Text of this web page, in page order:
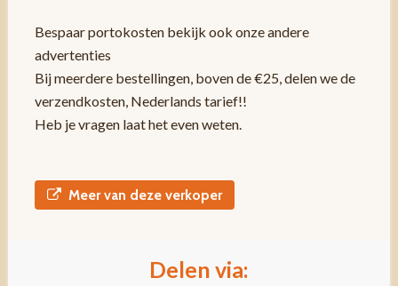
Bespaar portokosten bekijk ook onze andere
advertenties
Bij meerdere bestellingen, boven de €25, delen we de
verzendkosten, Nederlands tarief!!
Heb je vragen laat het even weten.
Meer van deze verkoper
Delen via: